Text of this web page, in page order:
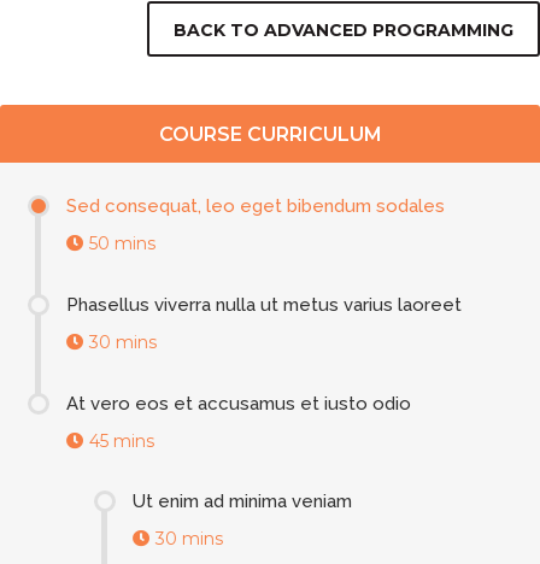
BACK TO ADVANCED PROGRAMMING
COURSE CURRICULUM
Sed consequat, leo eget bibendum sodales
50 mins
Phasellus viverra nulla ut metus varius laoreet
30 mins
At vero eos et accusamus et iusto odio
45 mins
Ut enim ad minima veniam
30 mins